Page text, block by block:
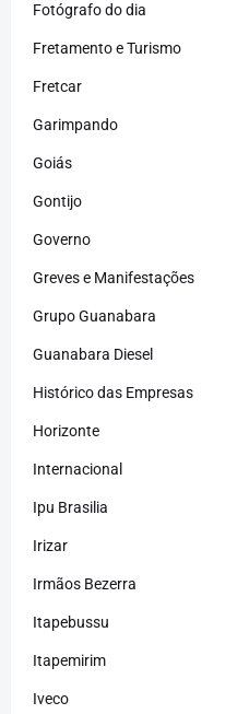
Fotógrafo do dia
Fretamento e Turismo
Fretcar
Garimpando
Goiás
Gontijo
Governo
Greves e Manifestações
Grupo Guanabara
Guanabara Diesel
Histórico das Empresas
Horizonte
Internacional
Ipu Brasilia
Irizar
Irmãos Bezerra
Itapebussu
Itapemirim
Iveco